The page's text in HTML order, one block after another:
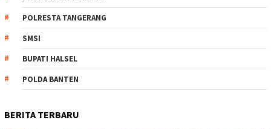
POLRESTA TANGERANG
SMSI
BUPATI HALSEL
POLDA BANTEN
BERITA TERBARU